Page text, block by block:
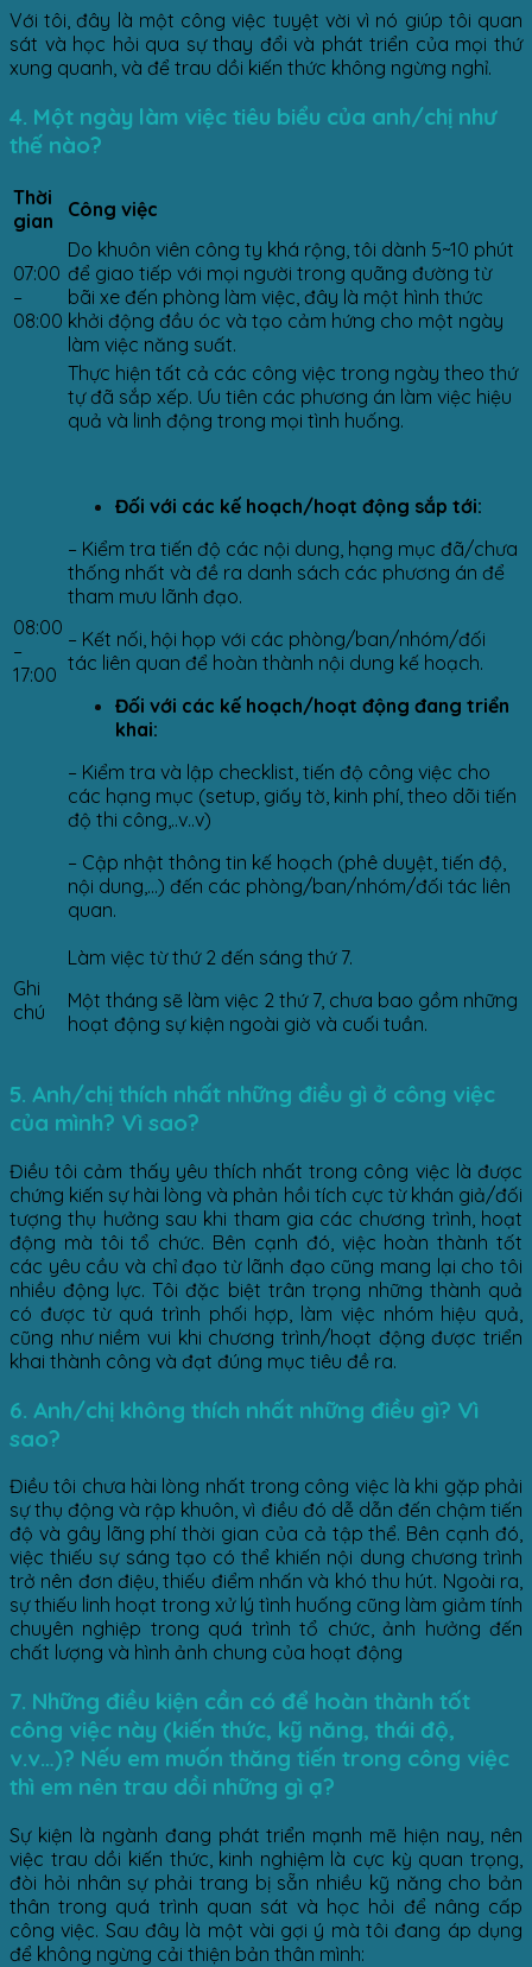
Với tôi, đây là một công việc tuyệt vời vì nó giúp tôi quan
sát và học hỏi qua sự thay đổi và phát triển của mọi thứ
xung quanh, và để trau dồi kiến thức không ngừng nghỉ.
4. Một ngày làm việc tiêu biểu của anh/chị như
thế nào?
Thời
gian
Công việc
07:00
–
08:00
Do khuôn viên công ty khá rộng, tôi dành 5~10 phút
để giao tiếp với mọi người trong quãng đường từ
bãi xe đến phòng làm việc, đây là một hình thức
khởi động đầu óc và tạo cảm hứng cho một ngày
làm việc năng suất.
08:00
–
17:00
Thực hiện tất cả các công việc trong ngày theo thứ
tự đã sắp xếp. Ưu tiên các phương án làm việc hiệu
quả và linh động trong mọi tình huống.
Đối với các kế hoạch/hoạt động sắp tới:
– Kiểm tra tiến độ các nội dung, hạng mục đã/chưa
thống nhất và đề ra danh sách các phương án để
tham mưu lãnh đạo.
– Kết nối, hội họp với các phòng/ban/nhóm/đối
tác liên quan để hoàn thành nội dung kế hoạch.
Đối với các kế hoạch/hoạt động đang triển
khai:
– Kiểm tra và lập checklist, tiến độ công việc cho
các hạng mục (setup, giấy tờ, kinh phí, theo dõi tiến
độ thi công,..v..v)
– Cập nhật thông tin kế hoạch (phê duyệt, tiến độ,
nội dung,…) đến các phòng/ban/nhóm/đối tác liên
quan.
Ghi
chú
Làm việc từ thứ 2 đến sáng thứ 7.
Một tháng sẽ làm việc 2 thứ 7, chưa bao gồm những
hoạt động sự kiện ngoài giờ và cuối tuần.
5. Anh/chị thích nhất những điều gì ở công việc
của mình? Vì sao?
Điều tôi cảm thấy yêu thích nhất trong công việc là được
chứng kiến sự hài lòng và phản hồi tích cực từ khán giả/đối
tượng thụ hưởng sau khi tham gia các chương trình, hoạt
động mà tôi tổ chức. Bên cạnh đó, việc hoàn thành tốt
các yêu cầu và chỉ đạo từ lãnh đạo cũng mang lại cho tôi
nhiều động lực. Tôi đặc biệt trân trọng những thành quả
có được từ quá trình phối hợp, làm việc nhóm hiệu quả,
cũng như niềm vui khi chương trình/hoạt động được triển
khai thành công và đạt đúng mục tiêu đề ra.
6. Anh/chị không thích nhất những điều gì? Vì
sao?
Điều tôi chưa hài lòng nhất trong công việc là khi gặp phải
sự thụ động và rập khuôn, vì điều đó dễ dẫn đến chậm tiến
độ và gây lãng phí thời gian của cả tập thể. Bên cạnh đó,
việc thiếu sự sáng tạo có thể khiến nội dung chương trình
trở nên đơn điệu, thiếu điểm nhấn và khó thu hút. Ngoài ra,
sự thiếu linh hoạt trong xử lý tình huống cũng làm giảm tính
chuyên nghiệp trong quá trình tổ chức, ảnh hưởng đến
chất lượng và hình ảnh chung của hoạt động
7. Những điều kiện cần có để hoàn thành tốt
công việc này (kiến thức, kỹ năng, thái độ,
v.v…)? Nếu em muốn thăng tiến trong công việc
thì em nên trau dồi những gì ạ?
Sự kiện là ngành đang phát triển mạnh mẽ hiện nay, nên
việc trau dồi kiến thức, kinh nghiệm là cực kỳ quan trọng,
đòi hỏi nhân sự phải trang bị sẵn nhiều kỹ năng cho bản
thân trong quá trình quan sát và học hỏi để nâng cấp
công việc. Sau đây là một vài gợi ý mà tôi đang áp dụng
để không ngừng cải thiện bản thân mình: